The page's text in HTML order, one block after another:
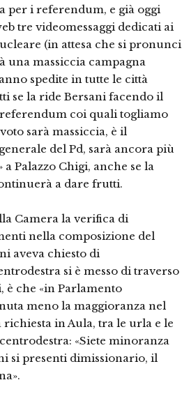
per i referendum, e già oggi
tre videomessaggi dedicati ai
(in attesa che si pronunci
una massiccia campagna
spedite in tutte le città
se la ride Bersani facendo il
coi quali togliamo
sarà massiccia, è il
del Pd, sarà ancora più
Palazzo Chigi, anche se la
a dare frutti.
Camera la verifica di
nella composizione del
aveva chiesto di
si è messo di traverso
è che «in Parlamento
meno la maggioranza nel
richiesta in Aula, tra le urla e le
«Siete minoranza
si presenti dimissionario, il